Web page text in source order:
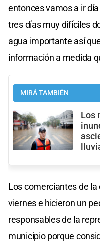
entonces vamos a ir
tres días muy difíciles
agua importante así
información a medida
MIRÁ TAMBIÉN
Los
Los comerciantes de
viernes e hicieron un
responsables de la
municipio porque